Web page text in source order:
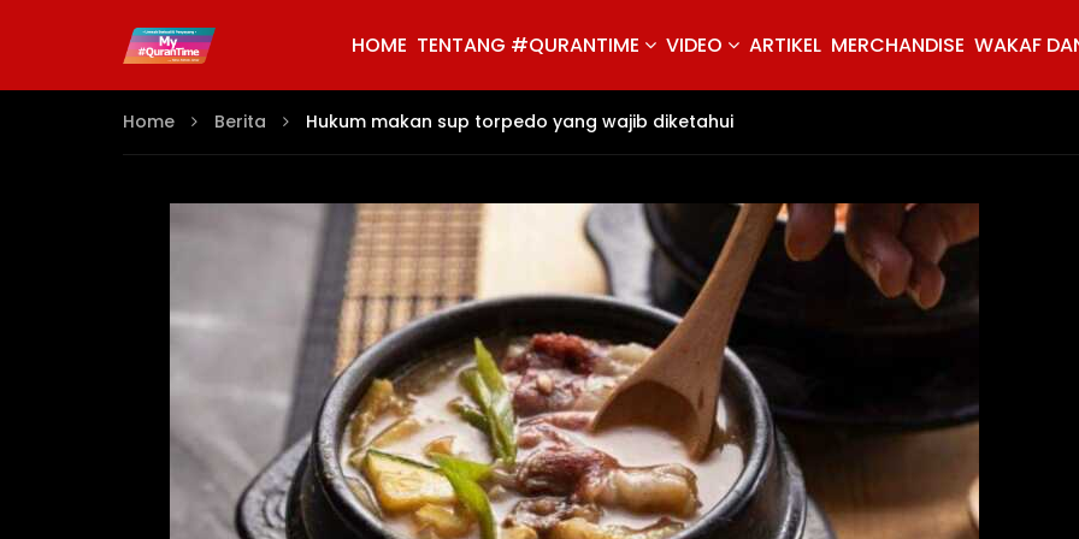
HOME TENTANG #QURANTIME VIDEO ARTIKEL MERCHANDISE WAKAF
Home Berita Hukum makan sup torpedo yang wajib diketahui